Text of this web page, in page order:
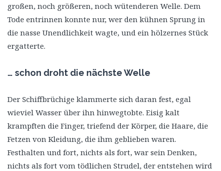
großen, noch größeren, noch wütenderen Welle. Dem
Tode entrinnen konnte nur, wer den kühnen Sprung in
die nasse Unendlichkeit wagte, und ein hölzernes Stück
ergatterte.
… schon droht die nächste Welle
Der Schiffbrüchige klammerte sich daran fest, egal
wieviel Wasser über ihn hinwegtobte. Eisig kalt
krampften die Finger, triefend der Körper, die Haare, die
Fetzen von Kleidung, die ihm geblieben waren.
Festhalten und fort, nichts als fort, war sein Denken,
nichts als fort vom tödlichen Strudel, der entstehen wird